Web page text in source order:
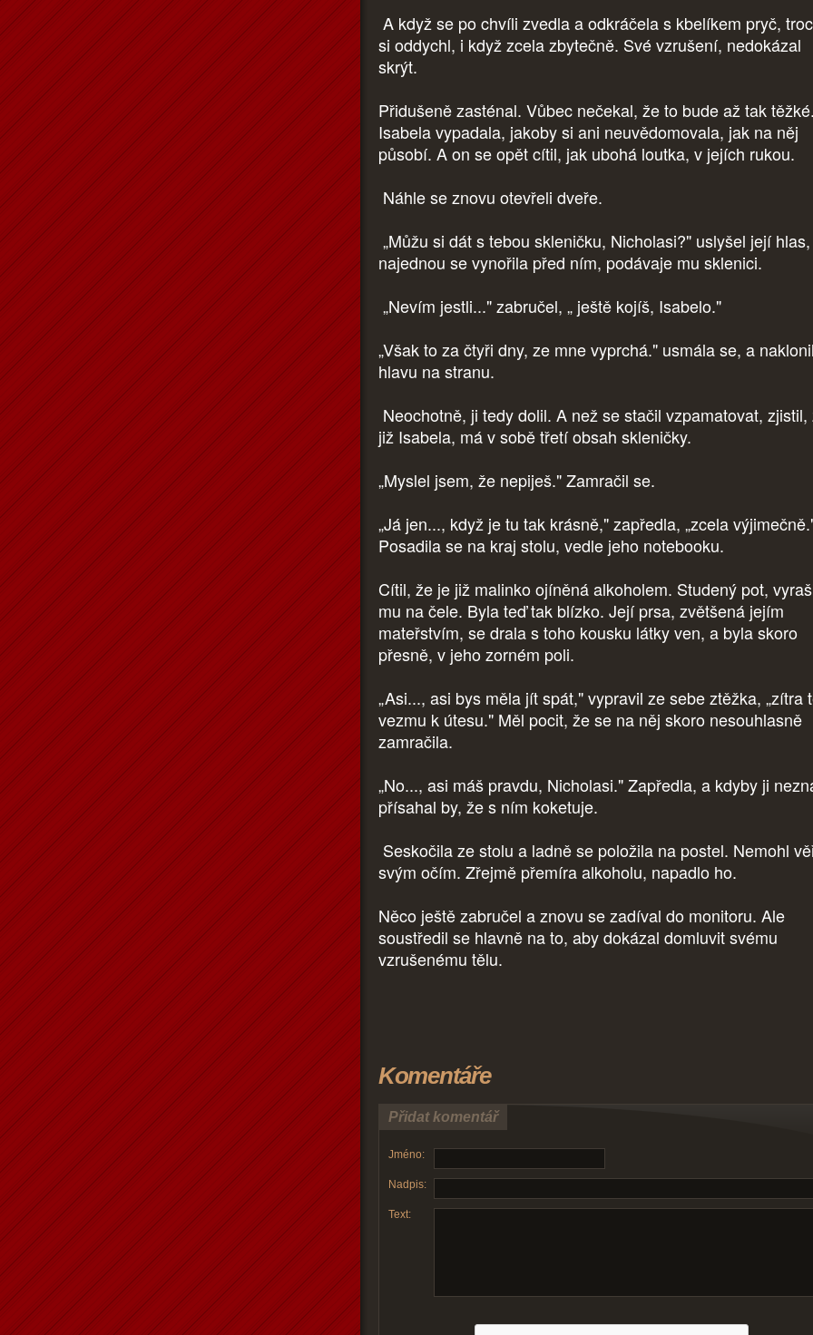
A když se po chvíli zvedla a odkráčela s kbelíkem pryč,
si oddychl, i když zcela zbytečně. Své vzrušení, nedokázal
skrýt.
Přidušeně zasténal. Vůbec nečekal, že to bude až tak těžké.
Isabela vypadala, jakoby si ani neuvědomovala, jak na něj
působí. A on se opět cítil, jak ubohá loutka, v jejích rukou.
Náhle se znovu otevřeli dveře.
„Můžu si dát s tebou skleničku, Nicholasi?" uslyšel její
najednou se vynořila před ním, podávaje mu sklenici.
„Nevím jestli..." zabručel, „ ještě kojíš, Isabelo."
„Však to za čtyři dny, ze mne vyprchá." usmála se, a
hlavu na stranu.
Neochotně, ji tedy dolil. A než se stačil vzpamatovat, zjistil,
již Isabela, má v sobě třetí obsah skleničky.
„Myslel jsem, že nepiješ." Zamračil se.
„Já jen..., když je tu tak krásně," zapředla, „zcela
Posadila se na kraj stolu, vedle jeho notebooku.
Cítil, že je již malinko ojíněná alkoholem. Studený pot,
mu na čele. Byla teď tak blízko. Její prsa, zvětšená jejím
mateřstvím, se drala s toho kousku látky ven, a byla skoro
přesně, v jeho zorném poli.
„Asi..., asi bys měla jít spát," vypravil ze sebe ztěžka, „zítra
vezmu k útesu." Měl pocit, že se na něj skoro nesouhlasně
zamračila.
„No..., asi máš pravdu, Nicholasi." Zapředla, a kdyby ji
přísahal by, že s ním koketuje.
Seskočila ze stolu a ladně se položila na postel. Nemohl
svým očím. Zřejmě přemíra alkoholu, napadlo ho.
Něco ještě zabručel a znovu se zadíval do monitoru. Ale
soustředil se hlavně na to, aby dokázal domluvit svému
vzrušenému tělu.
Komentáře
Přidat komentář
Jméno:
Nadpis:
Text: